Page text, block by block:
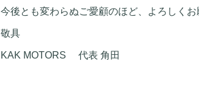
今後とも変わらぬご愛顧のほど、よろしくお
敬具
KAK MOTORS 代表 角田